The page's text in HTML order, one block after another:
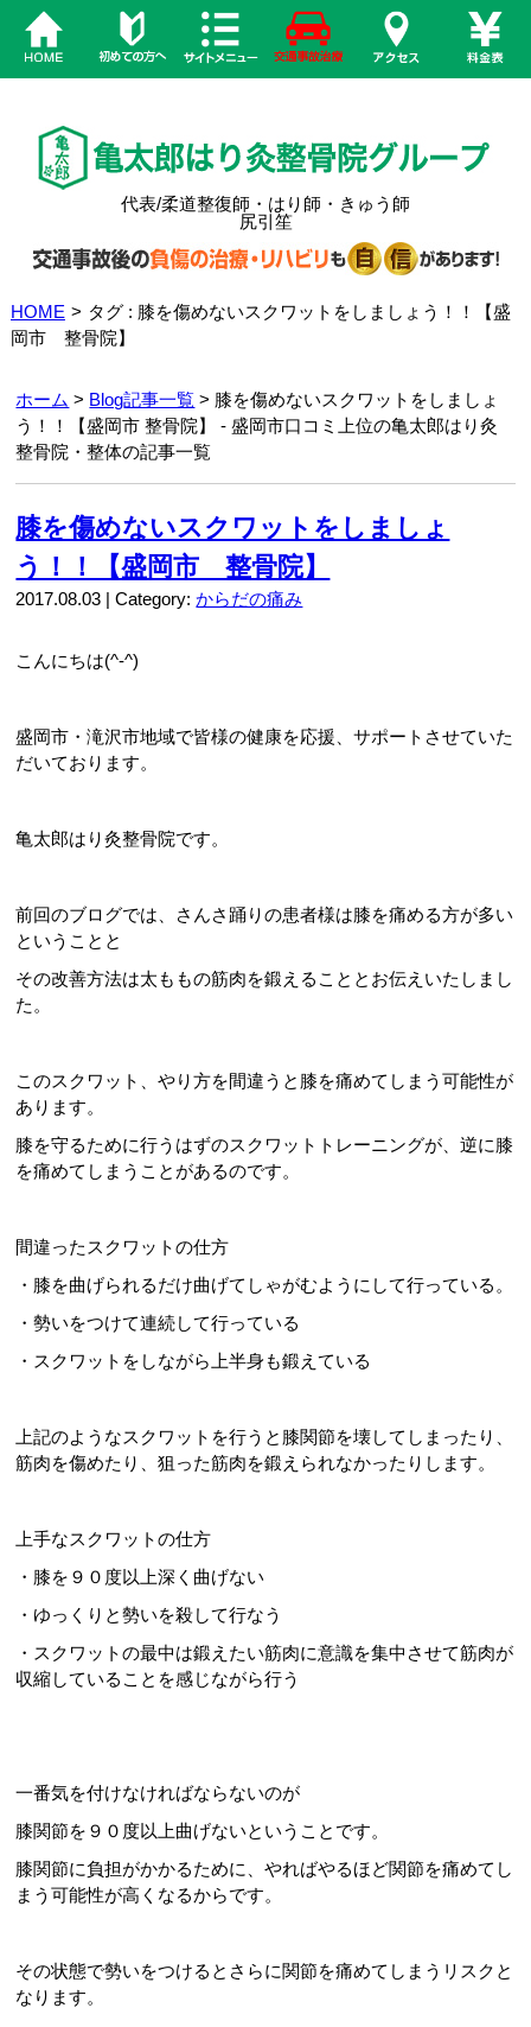
代表/柔道整復師・はり師・きゅう師
尻引笙
HOME > タグ : 膝を傷めないスクワットをしましょう！！【盛
岡市 整骨院】
ホーム > Blog記事一覧 > 膝を傷めないスクワットをしましょ
う！！【盛岡市 整骨院】 - 盛岡市口コミ上位の亀太郎はり灸
整骨院・整体の記事一覧
膝を傷めないスクワットをしましょ
う！！【盛岡市 整骨院】
2017.08.03 | Category:からだの痛み
こんにちは(^-^)
盛岡市・滝沢市地域で皆様の健康を応援、サポートさせていた
だいております。
亀太郎はり灸整骨院です。
前回のブログでは、さんさ踊りの患者様は膝を痛める方が多い
ということと
その改善方法は太ももの筋肉を鍛えることとお伝えいたしまし
た。
このスクワット、やり方を間違うと膝を痛めてしまう可能性が
あります。
膝を守るために行うはずのスクワットトレーニングが、逆に膝
を痛めてしまうことがあるのです。
間違ったスクワットの仕方
・膝を曲げられるだけ曲げてしゃがむようにして行っている。
・勢いをつけて連続して行っている
・スクワットをしながら上半身も鍛えている
上記のようなスクワットを行うと膝関節を壊してしまったり、
筋肉を傷めたり、狙った筋肉を鍛えられなかったりします。
上手なスクワットの仕方
・膝を９０度以上深く曲げない
・ゆっくりと勢いを殺して行なう
・スクワットの最中は鍛えたい筋肉に意識を集中させて筋肉が
収縮していることを感じながら行う
一番気を付けなければならないのが
膝関節を９０度以上曲げないということです。
膝関節に負担がかかるために、やればやるほど関節を痛めてし
まう可能性が高くなるからです。
その状態で勢いをつけるとさらに関節を痛めてしまうリスクと
なります。